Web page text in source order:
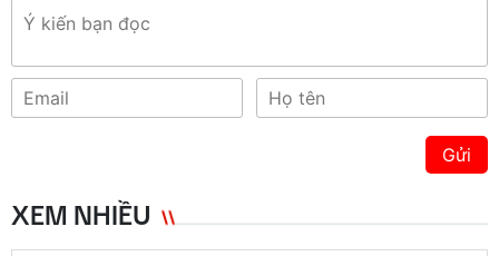
Gửi
XEM NHIỀU